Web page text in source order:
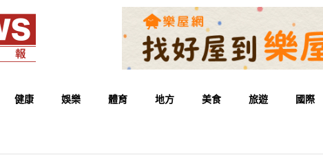
健康 娛樂 體育 地方 美食 旅遊 國際